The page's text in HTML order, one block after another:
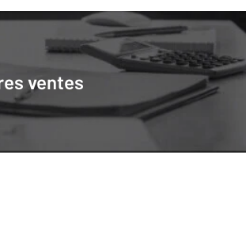
ventes
Nos dernières ventes
biens vendus près de